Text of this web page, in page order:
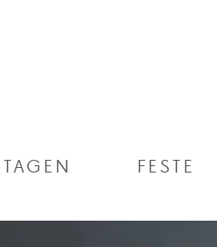
TAGEN FESTE